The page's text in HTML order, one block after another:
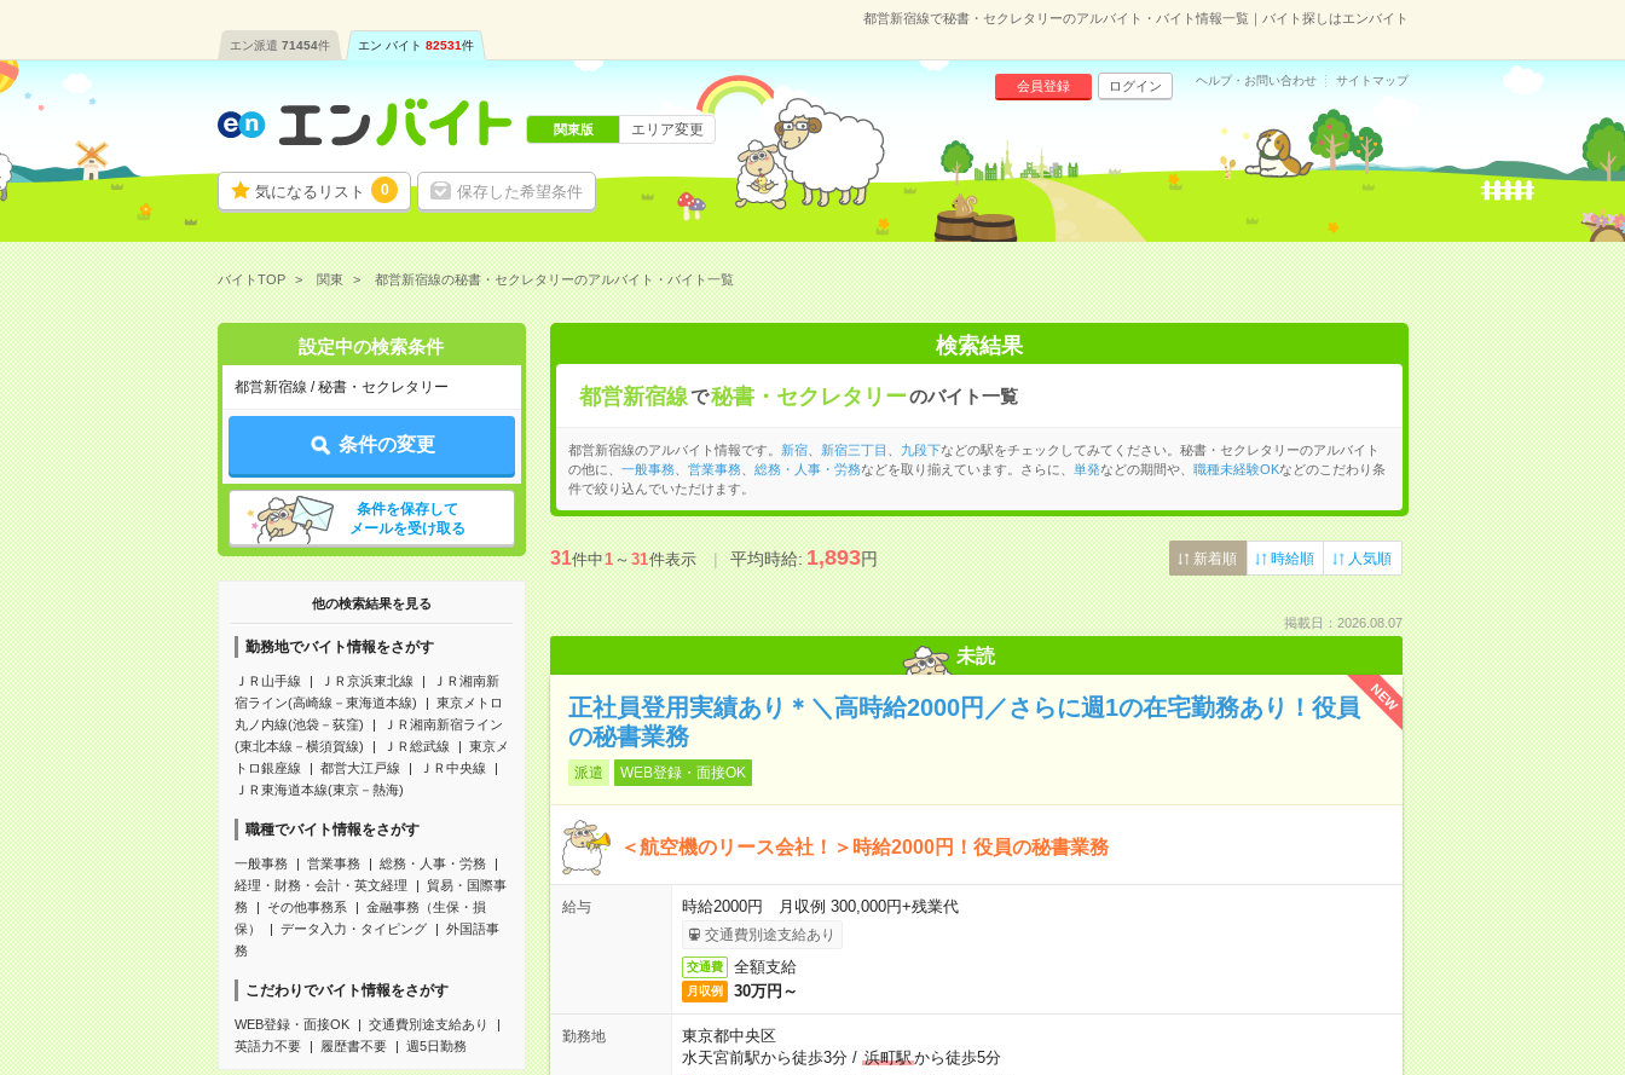
都営新宿線で秘書・セクレタリーのアルバイト・バイト情報一覧｜バイト探しはエンバイト
エン派遣 71454件 エン バイト 82531件
気になるリスト 0 保存した希望条件
会員登録 ログイン ヘルプ・お問い合わせ サイトマップ
関東版 エリア変更
バイトTOP 関東 都営新宿線の秘書・セクレタリーのアルバイト・バイト一覧
設定中の検索条件
都営新宿線 / 秘書・セクレタリー
条件の変更
条件を保存して
メールを受け取る
他の検索結果を見る
勤務地でバイト情報をさがす
ＪＲ山手線 ＪＲ京浜東北線
ＪＲ湘南新
宿ライン(高崎線－東海道本線)
東京メトロ
丸ノ内線(池袋－荻窪)
ＪＲ湘南新宿ライン
(東北本線－横須賀線)
ＪＲ総武線
東京メ
トロ銀座線
都営大江戸線
ＪＲ中央線
ＪＲ東海道本線(東京－熱海)
職種でバイト情報をさがす
一般事務 営業事務
総務・人事・労務
経理・財務・会計・英文経理
貿易・国際事
務
その他事務系
金融事務（生保・損
保）
データ入力・タイピング
外国語事
務
こだわりでバイト情報をさがす
WEB登録・面接OK
交通費別途支給あり
英語力不要
履歴書不要 週5日勤務
検索結果
都営新宿線で秘書・セクレタリーのバイト一覧
都営新宿線のアルバイト情報です。 新宿、 新宿三丁目 九段下などの駅をチェックしてみてください。秘書・セクレタリーのアルバイト
の他に、 一般事務、 営業事務、 総務・人事・労務などを取り揃えています。さらに、 単発などの期間や、 職種未経験OKなどのこだわり条
件で絞り込んでいただけます。
31件中1～31件表示 平均時給:1,893円 新着順 時給順 人気順
掲載日：2026.08.07
未読
NEW
正社員登用実績あり＊＼高時給2000円／さらに週1の在宅勤務あり！役員
の秘書業務
派遣 WEB登録・面接OK
＜航空機のリース会社！＞時給2000円！役員の秘書業務
給与 時給2000円 月収例 300,000円+残業代
交通費別途支給あり
交通費 全額支給
月収例 30万円～
勤務地
東京都中央区
水天宮前駅から徒歩3分/ 浜町駅から徒歩5分